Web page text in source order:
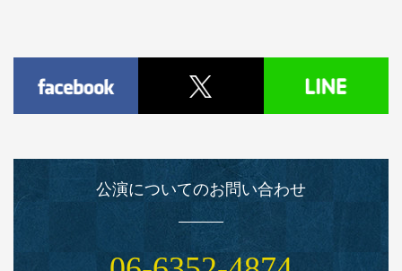
公演についてのお問い合わせ